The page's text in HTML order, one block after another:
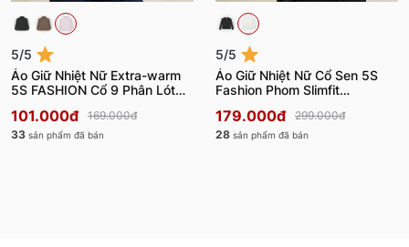
5/5
Áo Giữ Nhiệt Nữ Extra-warm
5S FASHION Cổ 9 Phân Lót
101.000đ
169.000đ
33 sản phẩm đã bán
5/5
Áo Giữ Nhiệt Nữ Cổ Sen 5S
Fashion Phom Slimfit
179.000đ
299.000đ
28 sản phẩm đã bán